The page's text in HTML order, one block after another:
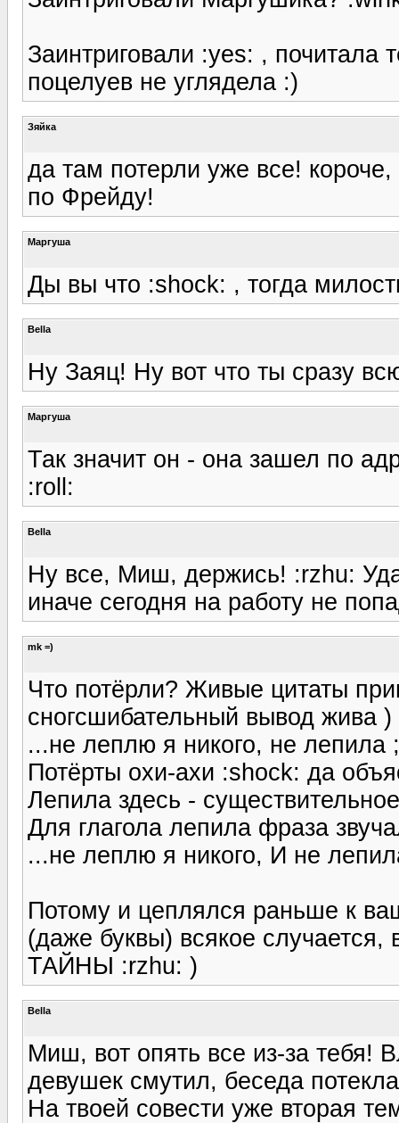
Заинтриговали :yes: , почитала
поцелуев не углядела :)
Зяйка
да там потерли уже все!
по Фрейду!
Маргуша
Ды вы что :shock: , тогда
Bella
Ну Заяц! Ну вот что ты сразу
Маргуша
Так значит он - она зашел по
:roll:
Bella
Ну все, Миш, держись! :rzhu:
иначе сегодня на работу не
mk =)
Что потёрли? Живые цитаты
сногсшибательный вывод жива )
...не леплю я никого, не лепила
Потёрты охи-ахи :shock: да
Лепила здесь -
Для глагола лепила фраза
...не леплю я никого, И не
Потому и цеплялся раньше к
(даже буквы) всякое
ТАЙНЫ :rzhu: )
Bella
Миш, вот опять все из-за тебя!
девушек смутил, беседа
На твоей совести уже вторая